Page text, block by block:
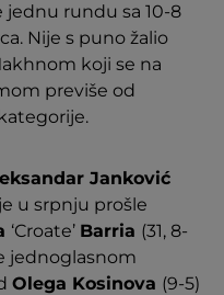
jednu rundu sa 10-8
Nije s puno žalio
koji se na
previše od
Janković
u srpnju prošle
‘Croate’ Barria (31, 8-
jednoglasnom
Olega Kosinova (9-5)